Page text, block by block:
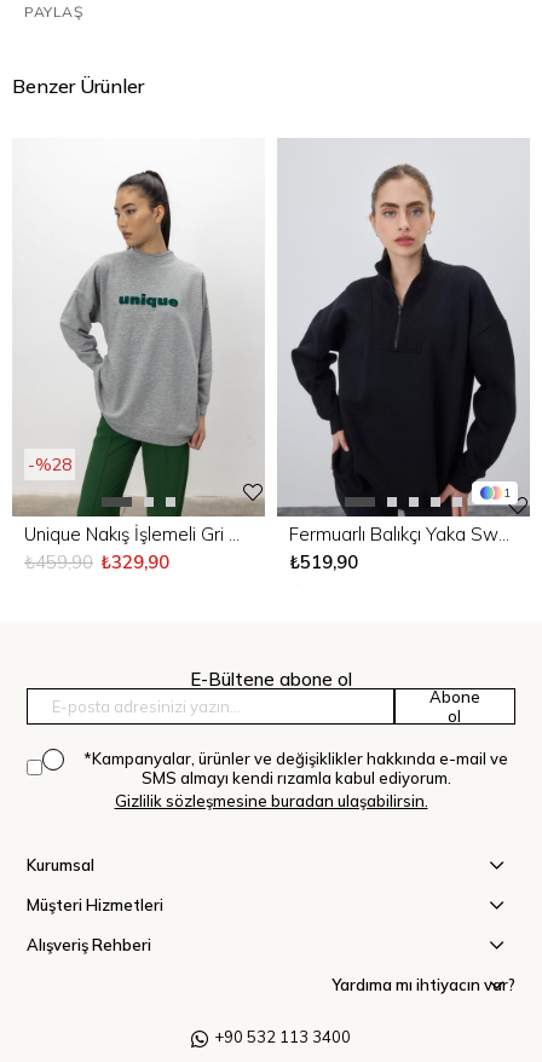
PAYLAŞ
Benzer Ürünler
%28
Unique Nakış İşlemeli Gri Melanj Sweatshirt
₺329,90
₺459,90
1
Fermuarlı Balıkçı Yaka Sweatshirt
₺519,90
E-Bültene abone ol
Abone
ol
*Kampanyalar, ürünler ve değişiklikler hakkında e-mail ve
SMS almayı kendi rızamla kabul ediyorum.
Gizlilik sözleşmesine buradan ulaşabilirsin.
Kurumsal
Müşteri Hizmetleri
Alışveriş Rehberi
Yardıma mı ihtiyacın var?
+90 532 113 3400